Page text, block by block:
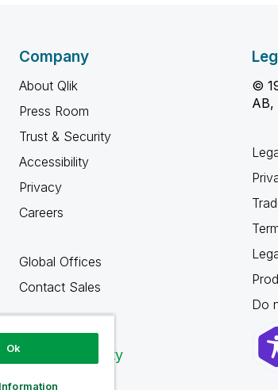
Company
About Qlik
Press Room
Trust & Security
Accessibility
Privacy
Careers
Global Offices
Contact Sales
Qlik Community
©
AB,
Do
Ok